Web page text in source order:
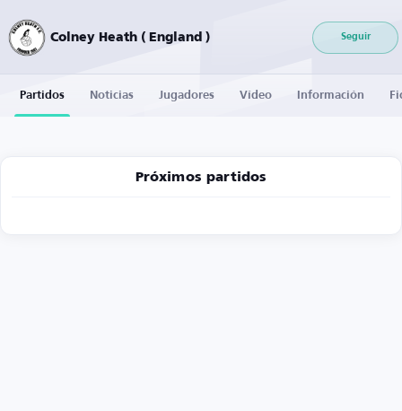
Colney Heath ( England ) Seguir
Partidos Noticias Jugadores Vídeo Información
Próximos partidos